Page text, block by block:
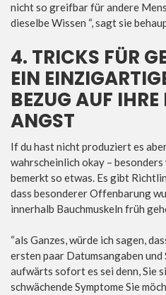
nicht so greifbar für andere
dieselbe Wissen “, sagt sie
4. TRICKS FÜR
EIN
BEZUG AUF
ANGST
If du hast nicht produziert es
wahrscheinlich okay –
bemerkt so etwas. Es gibt
dass besonderer Offenbarung
innerhalb Bauchmuskeln früh
“als Ganzes, würde ich sagen,
ersten paar Datumsangaben und
aufwärts sofort es sei denn, Sie
schwächende Symptome Sie